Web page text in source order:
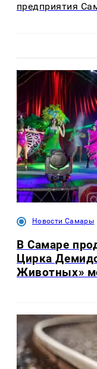
предприятия
Новости Самары
В Самаре
Цирка
Животных»